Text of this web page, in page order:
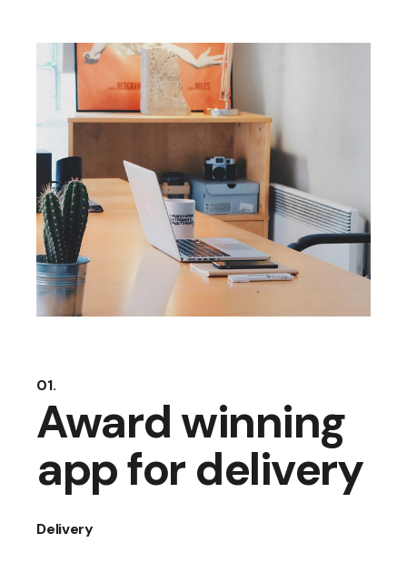
01.
Award winning
app for delivery
Delivery